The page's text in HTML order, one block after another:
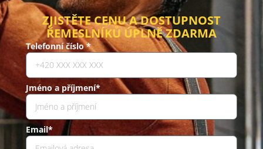
ZJISTĚTE CENU A DOSTUPNOST
ŘEMESLNÍKŮ ÚPLNĚ ZDARMA
Telefonní číslo *
Jméno a příjmení*
Email*